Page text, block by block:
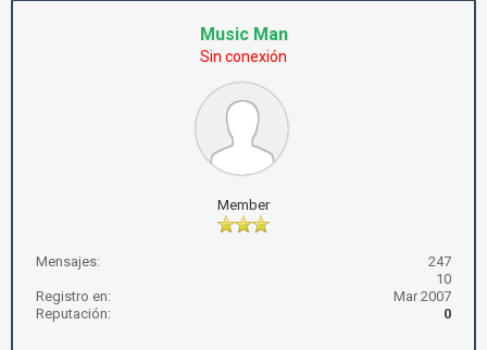
Music Man
Sin conexión
Member
Mensajes:
247
10
Registro en:
Mar 2007
Reputación:
0